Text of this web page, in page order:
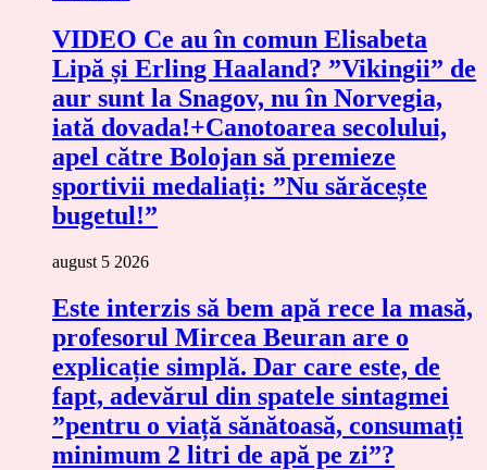
VIDEO Ce au în comun Elisabeta
Lipă și Erling Haaland? ”Vikingii” de
aur sunt la Snagov, nu în Norvegia,
iată dovada!+Canotoarea secolului,
apel către Bolojan să premieze
sportivii medaliați: ”Nu sărăcește
bugetul!”
august 5 2026
Este interzis să bem apă rece la masă,
profesorul Mircea Beuran are o
explicație simplă. Dar care este, de
fapt, adevărul din spatele sintagmei
”pentru o viață sănătoasă, consumați
minimum 2 litri de apă pe zi”?